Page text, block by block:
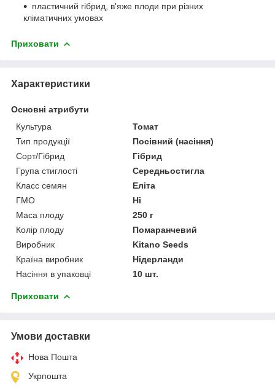
пластичний гібрид, в'яже плоди при різних
кліматичних умовах
Приховати
Характеристики
Основні атрибути
Культура
Томат
Тип продукції
Посівний (насіння)
Сорт/Гібрид
Гібрид
Група стиглості
Середньостигла
Класс семян
Еліта
ГМО
Ні
Маса плоду
250 г
Колір плоду
Помаранчевий
Виробник
Kitano Seeds
Країна виробник
Нідерланди
Насіння в упаковці
10 шт.
Приховати
Умови доставки
Нова Пошта
Укрпошта